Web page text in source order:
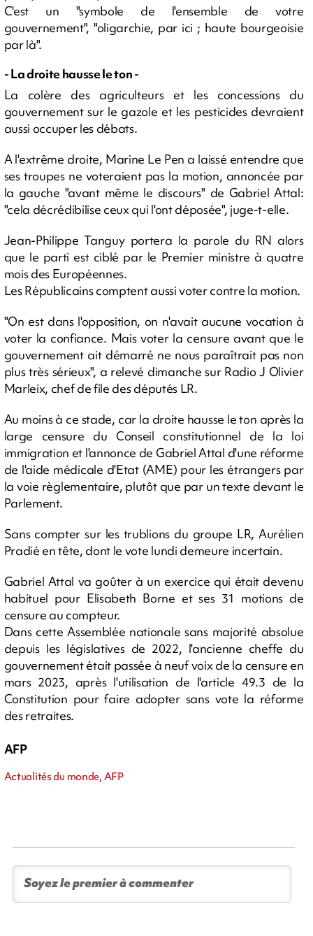
C'est un "symbole de l'ensemble de votre
gouvernement", "oligarchie, par ici ; haute bourgeoisie
par là".
- La droite hausse le ton -
La colère des agriculteurs et les concessions du
gouvernement sur le gazole et les pesticides devraient
aussi occuper les débats.
A l'extrême droite, Marine Le Pen a laissé entendre que
ses troupes ne voteraient pas la motion, annoncée par
la gauche "avant même le discours" de Gabriel Attal:
"cela décrédibilise ceux qui l'ont déposée", juge-t-elle.
Jean-Philippe Tanguy portera la parole du RN alors
que le parti est ciblé par le Premier ministre à quatre
mois des Européennes.
Les Républicains comptent aussi voter contre la motion.
"On est dans l'opposition, on n'avait aucune vocation à
voter la confiance. Mais voter la censure avant que le
gouvernement ait démarré ne nous paraîtrait pas non
plus très sérieux", a relevé dimanche sur Radio J Olivier
Marleix, chef de file des députés LR.
Au moins à ce stade, car la droite hausse le ton après la
large censure du Conseil constitutionnel de la loi
immigration et l'annonce de Gabriel Attal d'une réforme
de l'aide médicale d'Etat (AME) pour les étrangers par
la voie règlementaire, plutôt que par un texte devant le
Parlement.
Sans compter sur les trublions du groupe LR, Aurélien
Pradié en tête, dont le vote lundi demeure incertain.
Gabriel Attal va goûter à un exercice qui était devenu
habituel pour Elisabeth Borne et ses 31 motions de
censure au compteur.
Dans cette Assemblée nationale sans majorité absolue
depuis les législatives de 2022, l'ancienne cheffe du
gouvernement était passée à neuf voix de la censure en
mars 2023, après l'utilisation de l'article 49.3 de la
Constitution pour faire adopter sans vote la réforme
des retraites.
AFP
Actualités du monde, AFP